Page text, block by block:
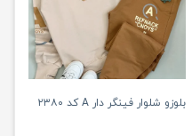
بلوزو شلوار فینگر دار A کد ۲۳۸۰